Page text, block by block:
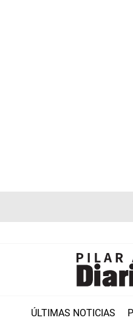
ÚLTIMAS NOTICIAS